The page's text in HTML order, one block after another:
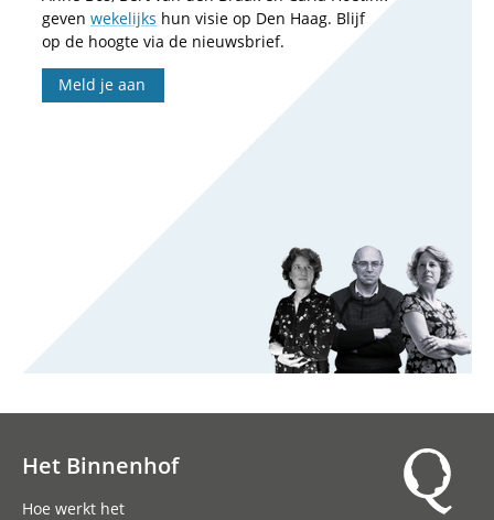
geven wekelijks hun visie op Den Haag. Blijf
op de hoogte via de nieuwsbrief.
Meld je aan
Het Binnenhof
Hoe werkt het